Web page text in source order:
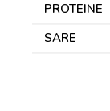
PROTEINE
SARE